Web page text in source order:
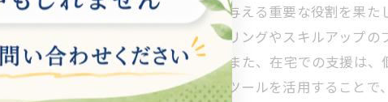
の支えとなり、自己成長の機会を与える重要な役割を果た
。具体的には、定期的なカウンセリングやスキルアップの
、社会的な参加が促進されます。 また、在宅での支援は、
移動が難しい方でも、オンラインツールを活用することで